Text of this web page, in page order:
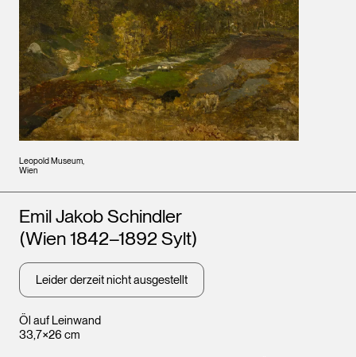
Leopold Museum,
Wien
Öl auf Leinwand
33,7×26 cm
Künstler*innen
Emil Jakob Schindler
(Wien 1842–1892 Sylt)
Leider derzeit nicht ausgestellt